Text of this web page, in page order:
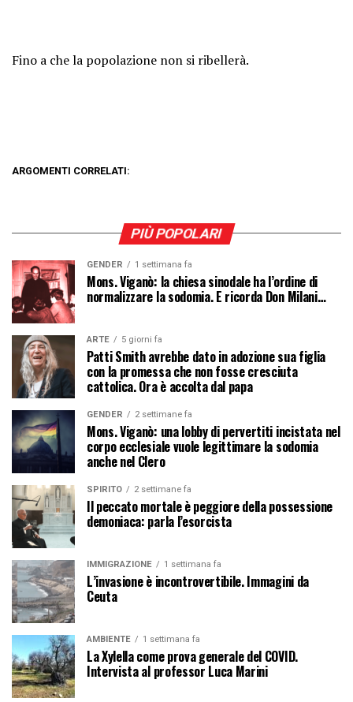
Fino a che la popolazione non si ribellerà.
ARGOMENTI CORRELATI:
PIÙ POPOLARI
GENDER 1 settimana fa
Mons. Viganò: la chiesa sinodale ha l’ordine di
normalizzare la sodomia. E ricorda Don Milani…
ARTE 5 giorni fa
Patti Smith avrebbe dato in adozione sua figlia
con la promessa che non fosse cresciuta
cattolica. Ora è accolta dal papa
GENDER 2 settimane fa
Mons. Viganò: una lobby di pervertiti incistata nel
corpo ecclesiale vuole legittimare la sodomia
anche nel Clero
SPIRITO 2 settimane fa
Il peccato mortale è peggiore della possessione
demoniaca: parla l’esorcista
IMMIGRAZIONE 1 settimana fa
L’invasione è incontrovertibile. Immagini da
Ceuta
AMBIENTE 1 settimana fa
La Xylella come prova generale del COVID.
Intervista al professor Luca Marini